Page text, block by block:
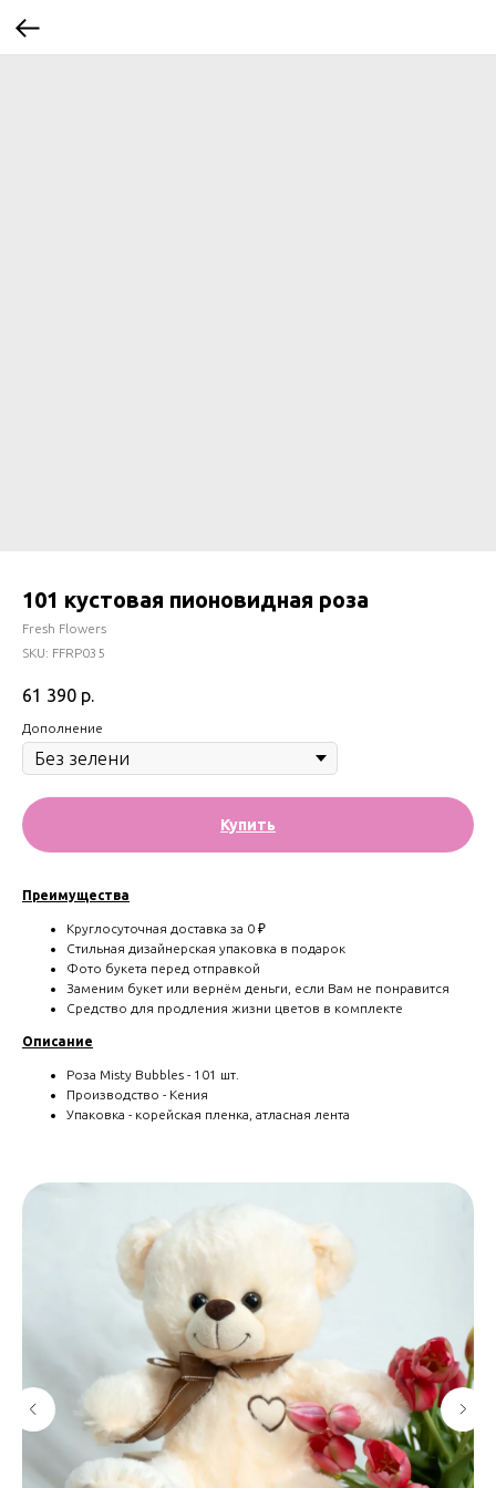
101 кустовая пионовидная роза
Fresh Flowers
SKU: FFRP035
61 390 р.
Дополнение
Купить
Преимущества
Круглосуточная доставка за 0 ₽
Стильная дизайнерская упаковка в подарок
Фото букета перед отправкой
Заменим букет или вернём деньги, если Вам не понравится
Средство для продления жизни цветов в комплекте
Описание
Роза Misty Bubbles - 101 шт.
Производство - Кения
Упаковка - корейская пленка, атласная лента